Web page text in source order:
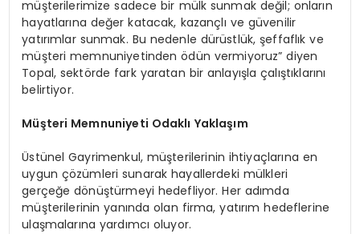
müşterilerimize sadece bir mülk sunmak değil; onların
hayatlarına değer katacak, kazançlı ve güvenilir
yatırımlar sunmak. Bu nedenle dürüstlük, şeffaflık ve
müşteri memnuniyetinden ödün vermiyoruz” diyen
Topal, sektörde fark yaratan bir anlayışla çalıştıklarını
belirtiyor.
Müşteri Memnuniyeti Odaklı Yaklaşım
Üstünel Gayrimenkul, müşterilerinin ihtiyaçlarına en
uygun çözümleri sunarak hayallerdeki mülkleri
gerçeğe dönüştürmeyi hedefliyor. Her adımda
müşterilerinin yanında olan firma, yatırım hedeflerine
ulaşmalarına yardımcı oluyor.